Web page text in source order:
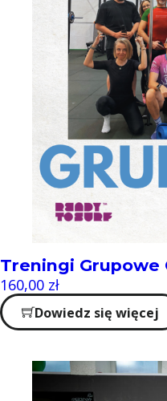
Treningi Grupowe
160,00 zł
Dowiedz się więcej